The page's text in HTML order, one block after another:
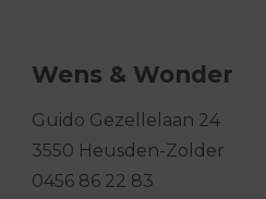
Wens & Wonder
Guido Gezellelaan 24
3550 Heusden-Zolder
0456 86 22 83